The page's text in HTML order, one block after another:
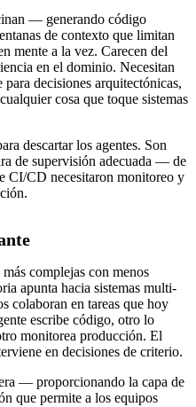
— generando código
de contexto que limitan
mente a la vez. Carecen del
en el dominio. Necesitan
decisiones arquitectónicas,
cosa que toque sistemas
descartar los agentes. Son
de supervisión adecuada — de
CI/CD necesitaron monitoreo y
complejas con menos
apunta hacia sistemas multi-
colaboran en tareas que hoy
escribe código, otro lo
monitorea producción. El
en decisiones de criterio.
— proporcionando la capa de
que permite a los equipos